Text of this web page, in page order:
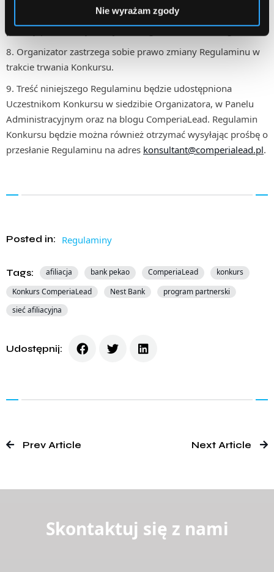
Nie wyrażam zgody
ComperiaLead oraz wysyłając wiadomość e-mail na adres
podany podczas rejestracji do Programu Partnerskiego.
Organizator zastrzega sobie prawo zmiany Regulaminu w
trakcie trwania Konkursu.
Treść niniejszego Regulaminu będzie udostępniona
Uczestnikom Konkursu w siedzibie Organizatora, w Panelu
Administracyjnym oraz na blogu ComperiaLead. Regulamin
Konkursu będzie można również otrzymać wysyłając prośbę o
przesłanie Regulaminu na adres konsultant@comperialead.pl.
Posted in: Regulaminy
Tags: afiliacja bank pekao ComperiaLead
konkurs
Konkurs ComperiaLead
Nest Bank
program partnerski
sieć afiliacyjna
Udostępnij:
Prev Article Next Article
Skontaktuj się z nami